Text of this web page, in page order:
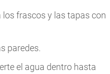
frascos y las tapas con
paredes.
el agua dentro hasta